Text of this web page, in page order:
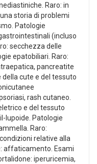
Raro: in
storia di problemi
Patologie
(incluso
secchezza delle
epatobiliari. Raro:
pancreatite
cute e del tessuto
rash cutaneo.
e del tessuto
lupoide. Patologie
Raro:
relative alla
affaticamento. Esami
iperuricemia,